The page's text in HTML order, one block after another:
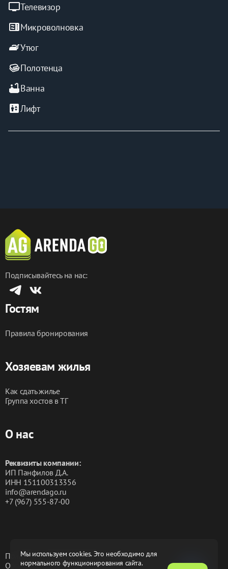
tvТелевизор
microwaveМикроволновка
ironУтюг
Полотенца
bathtubВанна
elevatorЛифт
Мы используем cookies. Это необходимо для
нормального функционирования сайта.
Подписывайтесь на нас:
Гостям
Правила бронирования
Хозяевам жилья
Как сдать жилье
Группа хостов в ТГ
О нас
Реквизиты компании:
ИП Панфилов Д.А.
ИНН 151100313356
info@arendago.ru
+7 (967) 555-87-00
Политика конфиденциальности
Обработка персональных данных